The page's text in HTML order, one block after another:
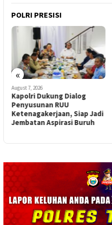
POLRI PRESISI
«
August 7, 2026
Kapolri Dukung Dialog
Penyusunan RUU
Ketenagakerjaan, Siap Jadi
Jembatan Aspirasi Buruh